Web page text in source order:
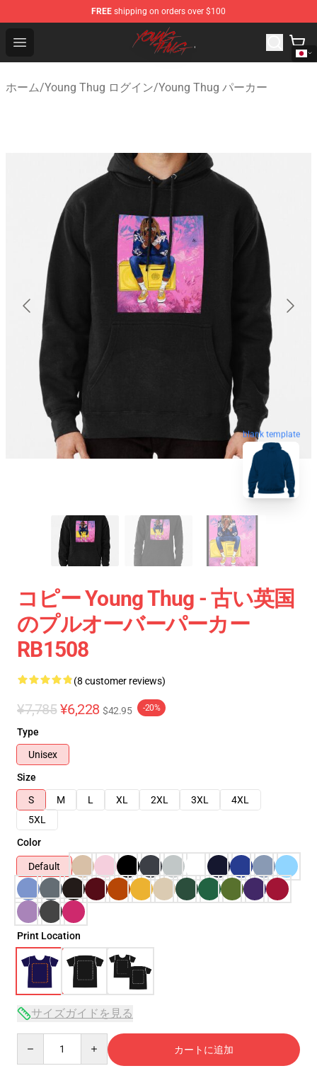
FREE shipping on orders over $100
Open menu
Young Thug Shop - Official Young Thug Merchandise
ホーム/Young Thug ログイン/Young Thug パーカー
blank template
コピー Young Thug - 古い英国
のプルオーバーパーカー
RB1508
(8 customer reviews)
¥7,785 ¥6,228 $42.95 -20%
Type
Unisex
Size
S
M L XL 2XL 3XL
4XL
5XL
Color
Default
Print Location
サイズガイドを見る
カートに追加